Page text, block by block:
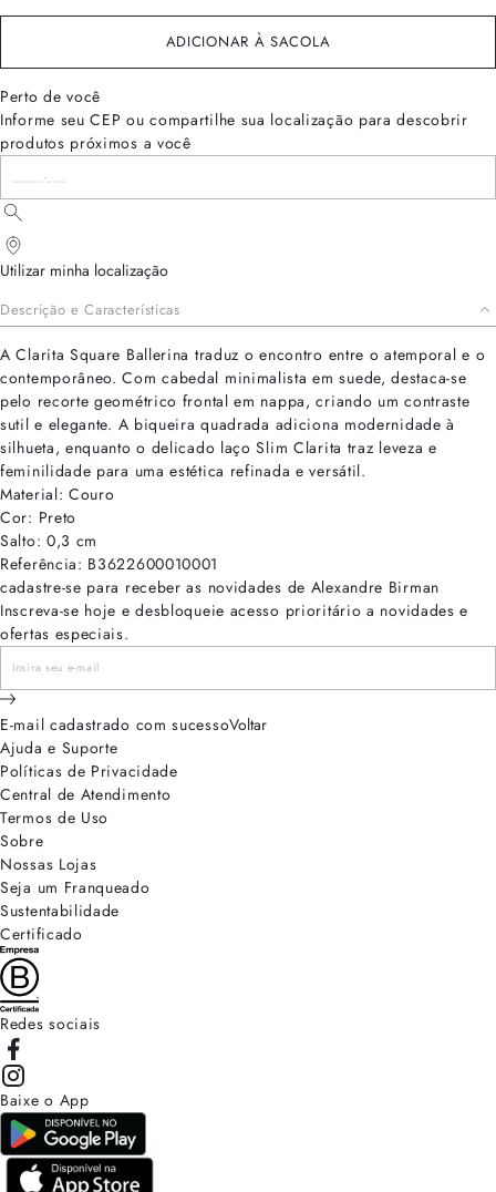
ADICIONAR À SACOLA
Perto de você
Informe seu CEP ou compartilhe sua localização para descobrir
produtos próximos a você
Utilizar minha localização
Descrição e Características
A Clarita Square Ballerina traduz o encontro entre o atemporal e o
contemporâneo. Com cabedal minimalista em suede, destaca-se
pelo recorte geométrico frontal em nappa, criando um contraste
sutil e elegante. A biqueira quadrada adiciona modernidade à
silhueta, enquanto o delicado laço Slim Clarita traz leveza e
feminilidade para uma estética refinada e versátil.
Material: Couro
Cor: Preto
Salto: 0,3 cm
Referência: B3622600010001
cadastre-se para receber as novidades de Alexandre Birman
Inscreva-se hoje e desbloqueie acesso prioritário a novidades e
ofertas especiais.
E-mail cadastrado com sucessoVoltar
Ajuda e Suporte
Políticas de Privacidade
Central de Atendimento
Termos de Uso
Sobre
Nossas Lojas
Seja um Franqueado
Sustentabilidade
Certificado
Redes sociais
Baixe o App